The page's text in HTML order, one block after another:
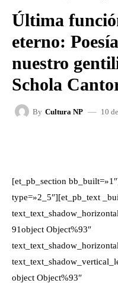
Última
eterno:
nuestro
Schola
By Cultura NP 10
[et_pb_section
type=»2_5″][et_pb_text
91object Object%93″
object Object%93″